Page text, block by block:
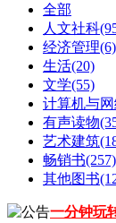
全部
人文社科
经济管理(6)
生活(20)
文学(55)
计算机与
有声读物
艺术建筑
畅销书(257)
其他图书
一分钟玩